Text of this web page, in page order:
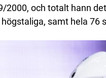
2000, och totalt hann
samt hela 76